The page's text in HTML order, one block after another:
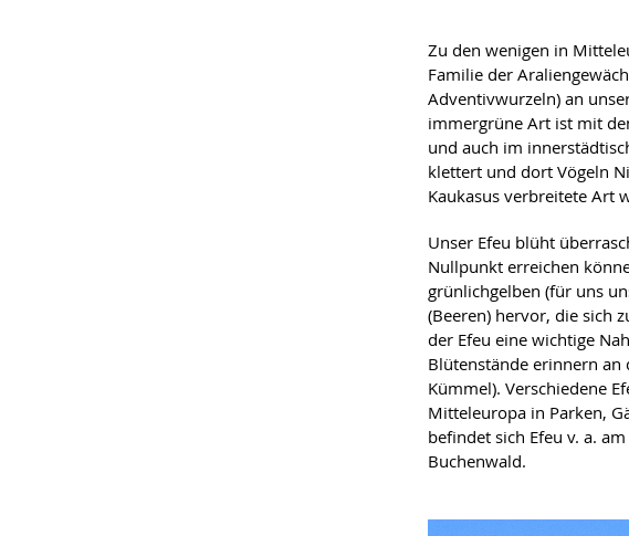
Zu den wenigen in
Familie der
Adventivwurzeln) an
immergrüne Art ist mit
und auch im
klettert und dort Vögeln
Kaukasus verbreitete Art
Unser Efeu blüht
Nullpunkt erreichen
grünlichgelben (für uns
(Beeren) hervor, die sich
der Efeu eine wichtige
Blütenstände erinnern an
Kümmel). Verschiedene
Mitteleuropa in Parken,
befindet sich Efeu v. a.
Buchenwald.